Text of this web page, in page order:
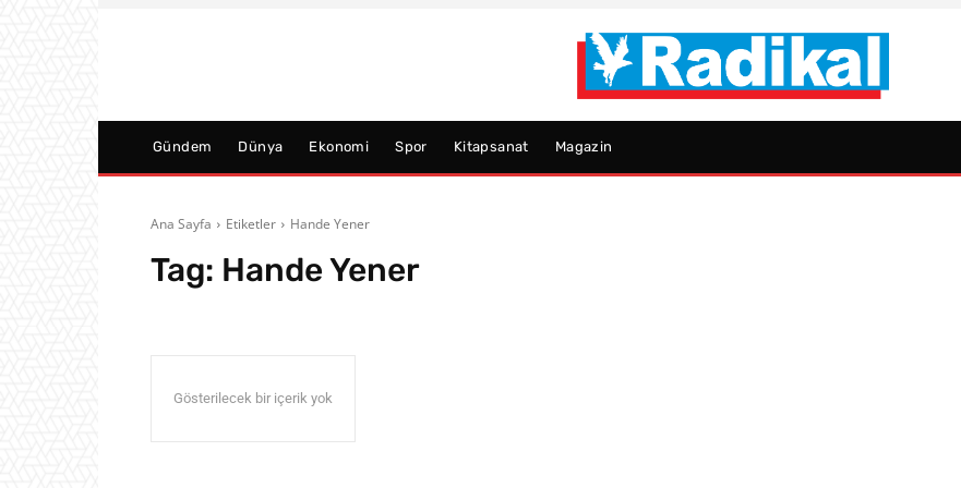
Gündem Dünya Ekonomi Spor Kitapsanat Magazin
Ana Sayfa Etiketler Hande Yener
Tag: Hande Yener
Gösterilecek bir içerik yok